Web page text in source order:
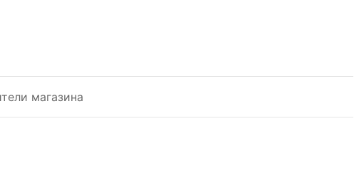
магазина